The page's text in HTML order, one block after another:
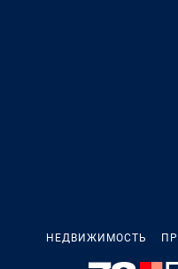
НЕДВИЖИМОСТЬ